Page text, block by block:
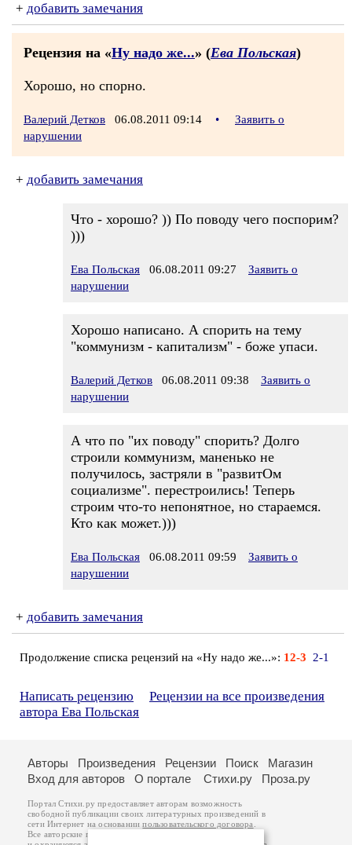
+ добавить замечания
Рецензия на «Ну надо же...» (Ева Польская)
Хорошо, но спорно.
Валерий Детков 06.08.2011 09:14 •
Заявить о
нарушении
+ добавить замечания
Что - хорошо? )) По поводу чего поспорим?
)))
Ева Польская 06.08.2011 09:27
Заявить о
нарушении
Хорошо написано. А спорить на тему
"коммунизм - капитализм" - боже упаси.
Валерий Детков 06.08.2011 09:38
Заявить о
нарушении
А что по "их поводу" спорить? Долго
строили коммунизм, маненько не
получилось, застряли в "развитОм
социализме". перестроились! Теперь
строим что-то непонятное, но стараемся.
Кто как может.)))
Ева Польская 06.08.2011 09:59
Заявить о
нарушении
+ добавить замечания
Продолжение списка рецензий на «Ну надо же...»: 12-3 2-1
Написать рецензию
Рецензии на все произведения
автора Ева Польская
Авторы Произведения Рецензии Поиск
Магазин
Вход для авторов
О портале Стихи.ру Проза.ру
Портал Стихи.ру предоставляет авторам возможность
свободной публикации своих литературных произведений в
сети Интернет на основаниипользовательского договора
Все авторские права на произведения принадлежат авторам